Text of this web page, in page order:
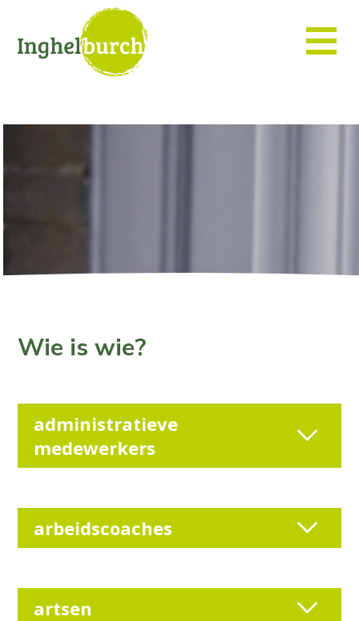
Wie is wie?
administratieve
medewerkers
arbeidscoaches
artsen